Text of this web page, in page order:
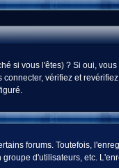
si vous l'êtes) ? Si oui,
vérifiez et
forums. Toutefois,
d'utilisateurs, etc.